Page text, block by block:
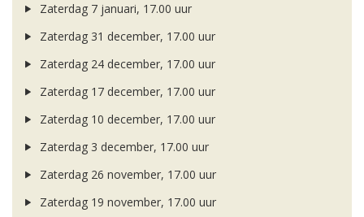
Zaterdag 7 januari, 17.00 uur
Zaterdag 31 december, 17.00 uur
Zaterdag 24 december, 17.00 uur
Zaterdag 17 december, 17.00 uur
Zaterdag 10 december, 17.00 uur
Zaterdag 3 december, 17.00 uur
Zaterdag 26 november, 17.00 uur
Zaterdag 19 november, 17.00 uur